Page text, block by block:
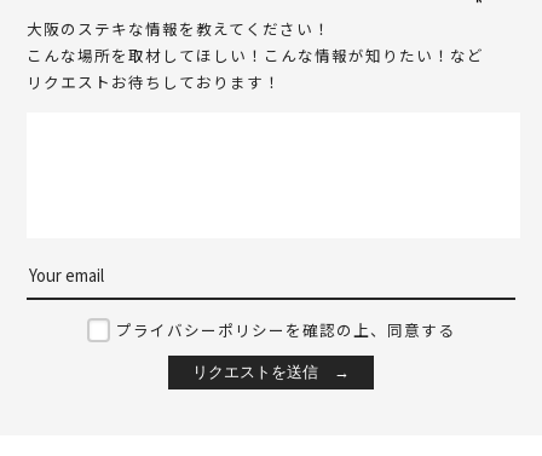
大阪のステキな情報を教えてください！
こんな場所を取材してほしい！こんな情報が知りたい！など
リクエストお待ちしております！
プライバシーポリシーを確認の上、同意する